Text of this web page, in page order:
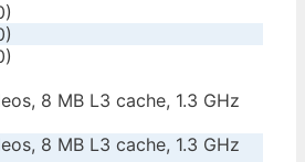
8 MB L3 cache, 1.3 GHz
8 MB L3 cache, 1.3 GHz